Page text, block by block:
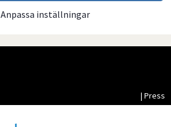
Anpassa inställningar
| Press